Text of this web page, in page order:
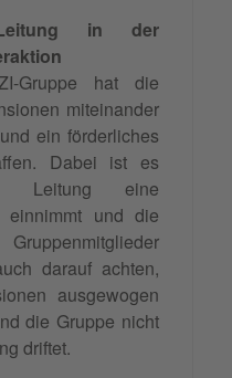
in der
Gruppe hat die
miteinander
ein förderliches
Dabei ist es
Leitung eine
einnimmt und die
darauf achten,
ausgewogen
die Gruppe nicht
driftet.